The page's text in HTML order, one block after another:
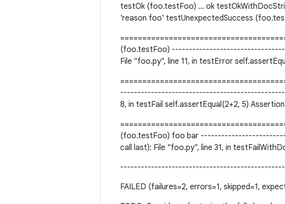
testOk (foo.testFoo) ... ok
'reason foo' testUnexpectedSuccess
(foo.testFoo)
File "foo.py", line 11, in testError
8, in testFail self.assertEqual(2+2, 5)
(foo.testFoo) foo bar
call last): File "foo.py", line 31, in
FAILED (failures=2, errors=1, skipped=1,